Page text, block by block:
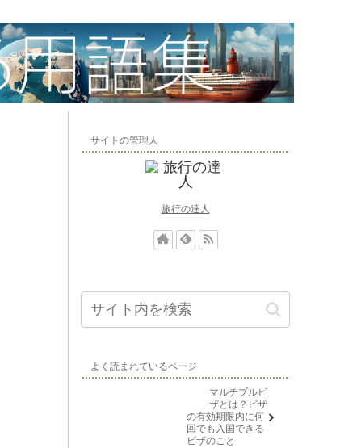
サイトの管理人
旅行の達人
よく読まれているページ
マルチプルビ
ザとは？ビザ
の有効期限内に何
回でも入国できる
ビザのこと